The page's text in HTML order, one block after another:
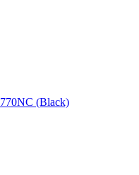
(Black)